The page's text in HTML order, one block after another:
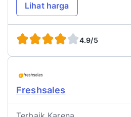
Lihat harga
4.9/5
Freshsales